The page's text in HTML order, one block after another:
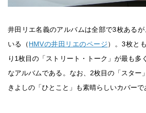
井田リエ名義のアルバムは全部で3枚ある
いる（HMVの井田リエのページ）。3枚と
り1枚目の「ストリート・トーク」が最も多
なアルバムである。なお、2枚目の「スター
きよしの「ひとこと」も素晴らしいカバーで